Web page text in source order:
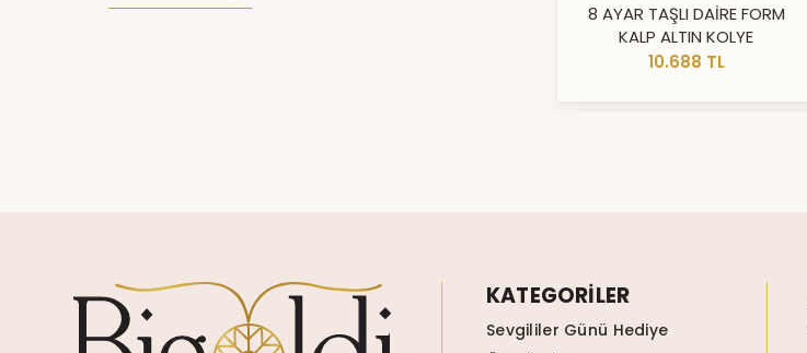
8 AYAR TAŞLI DAİRE FORM
KALP ALTIN KOLYE
10.688 TL
KATEGORİLER
Sevgililer Günü Hediye